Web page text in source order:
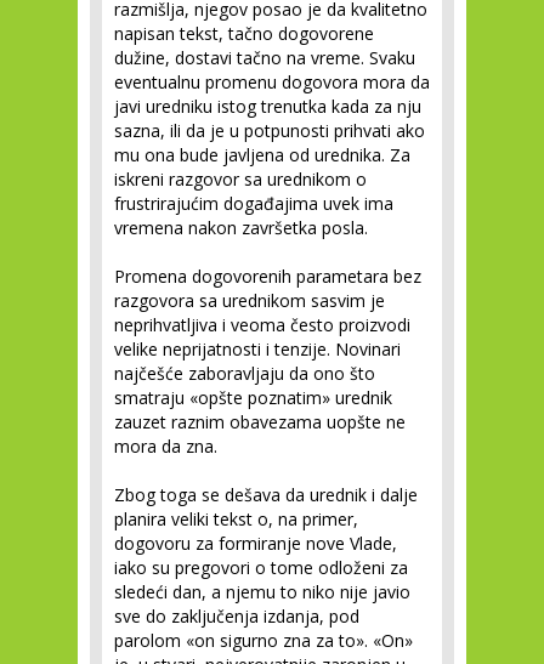
razmišlja, njegov posao je da kvalitetno
napisan tekst, tačno dogovorene
dužine, dostavi tačno na vreme. Svaku
eventualnu promenu dogovora mora da
javi uredniku istog trenutka kada za nju
sazna, ili da je u potpunosti prihvati ako
mu ona bude javljena od urednika. Za
iskreni razgovor sa urednikom o
frustrirajućim događajima uvek ima
vremena nakon završetka posla.
Promena dogovorenih parametara bez
razgovora sa urednikom sasvim je
neprihvatljiva i veoma često proizvodi
velike neprijatnosti i tenzije. Novinari
najčešće zaboravljaju da ono što
smatraju «opšte poznatim» urednik
zauzet raznim obavezama uopšte ne
mora da zna.
Zbog toga se dešava da urednik i dalje
planira veliki tekst o, na primer,
dogovoru za formiranje nove Vlade,
iako su pregovori o tome odloženi za
sledeći dan, a njemu to niko nije javio
sve do zaključenja izdanja, pod
parolom «on sigurno zna za to». «On»